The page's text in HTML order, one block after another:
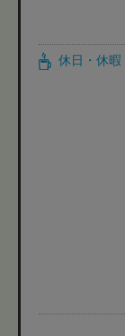
休日・休暇